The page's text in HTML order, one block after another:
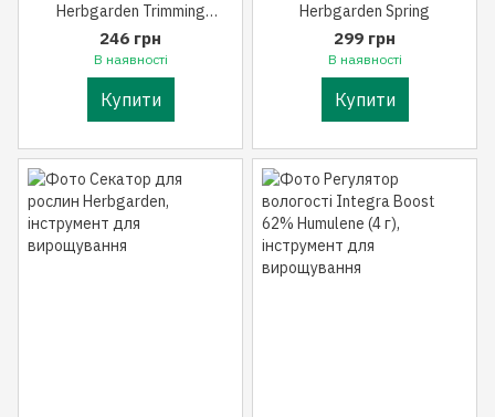
Herbgarden Trimming
Scissors
246 грн
В наявності
Купити
Herbgarden Spring
299 грн
В наявності
Купити